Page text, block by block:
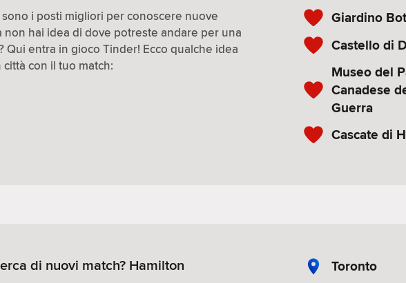
i posti migliori per conoscere nuove
non hai idea di dove potreste andare per una
Qui entra in gioco Tinder! Ecco qualche idea
con il tuo match:
Giardino
Castello di
Museo del
Canadese
Guerra
Cascate di
di nuovi match? Hamilton
Toronto